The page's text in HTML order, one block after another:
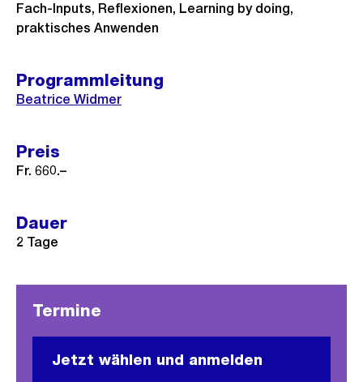
Fach-Inputs, Reflexionen, Learning by doing,
praktisches Anwenden
Programmleitung
Beatrice Widmer
Preis
Fr. 660.–
Dauer
2 Tage
Termine
Jetzt wählen und anmelden